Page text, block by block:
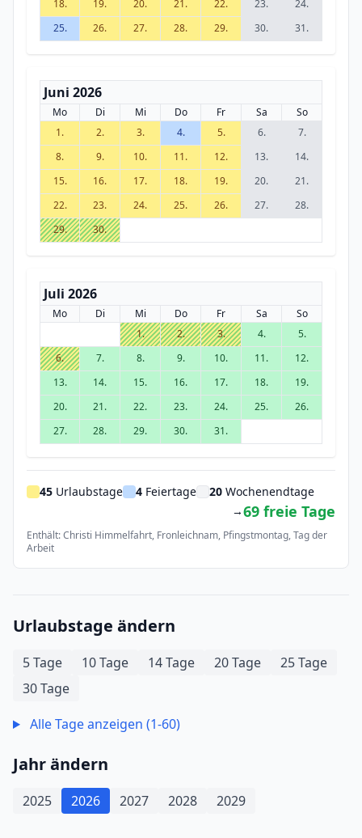
18. 19. 20. 21. 22. 23.
24.
25.
26. 27. 28. 29. 30. 31.
Juni 2026
Mo Di Mi Do Fr Sa
So
1.
2. 3. 4. 5. 6.
7.
8.
9. 10. 11. 12. 13.
14.
15.
16. 17. 18. 19. 20.
21.
22.
23. 24. 25. 26. 27.
28.
29.
30.
Juli 2026
Mo Di Mi Do Fr Sa
So
1.
2. 3. 4.
5.
6.
7. 8. 9. 10. 11.
12.
13.
14. 15. 16. 17. 18.
19.
20.
21. 22. 23. 24. 25.
26.
27.
28. 29. 30. 31.
45 Urlaubstage 4 Feiertage 20 Wochenendtage
→69 freie Tage
Enthält: Christi Himmelfahrt, Fronleichnam, Pfingstmontag, Tag der
Arbeit
Urlaubstage ändern
5 Tage 10 Tage 14 Tage 20 Tage
25 Tage
30 Tage
Alle Tage anzeigen (1-60)
Jahr ändern
2025 2026 2027 2028 2029